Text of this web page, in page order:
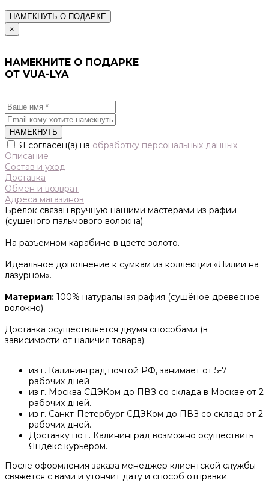
НАМЕКНУТЬ О ПОДАРКЕ
×
НАМЕКНИТЕ О ПОДАРКЕ
ОТ VUA-LYA
НАМЕКНУТЬ
Я согласен(а) на обработку персональных данных
Описание
Состав и уход
Доставка
Обмен и возврат
Адреса магазинов
Брелок связан вручную нашими мастерами из рафии
(сушеного пальмового волокна).
На разъемном карабине в цвете золото.
Идеальное дополнение к сумкам из коллекции «Лилии на
лазурном».
Материал: 100% натуральная рафия (сушёное древесное
волокно)
Доставка осуществляется двумя способами (в
зависимости от наличия товара):
из г. Калининград почтой РФ, занимает от 5-7
рабочих дней
из г. Москва СДЭКом до ПВЗ со склада в Москве от 2
рабочих дней.
из г. Санкт-Петербург СДЭКом до ПВЗ со склада от 2
рабочих дней.
Доставку по г. Калининград возможно осуществить
Яндекс курьером.
После оформления заказа менеджер клиентской службы
свяжется с вами и утончит дату и способ отправки.